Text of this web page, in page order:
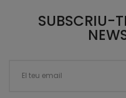
SUBSCRIU-